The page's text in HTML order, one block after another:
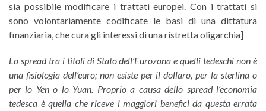
sia possibile modificare i trattati europei. Con i trattati si
sono volontariamente codificate le basi di una dittatura
finanziaria, che cura gli interessi di una ristretta oligarchia]
Lo spread tra i titoli di Stato dell’Eurozona e quelli tedeschi non è
una fisiologia dell’euro; non esiste per il dollaro, per la sterlina o
per lo Yen o lo Yuan. Proprio a causa dello spread l’economia
tedesca è quella che riceve i maggiori benefici da questa errata